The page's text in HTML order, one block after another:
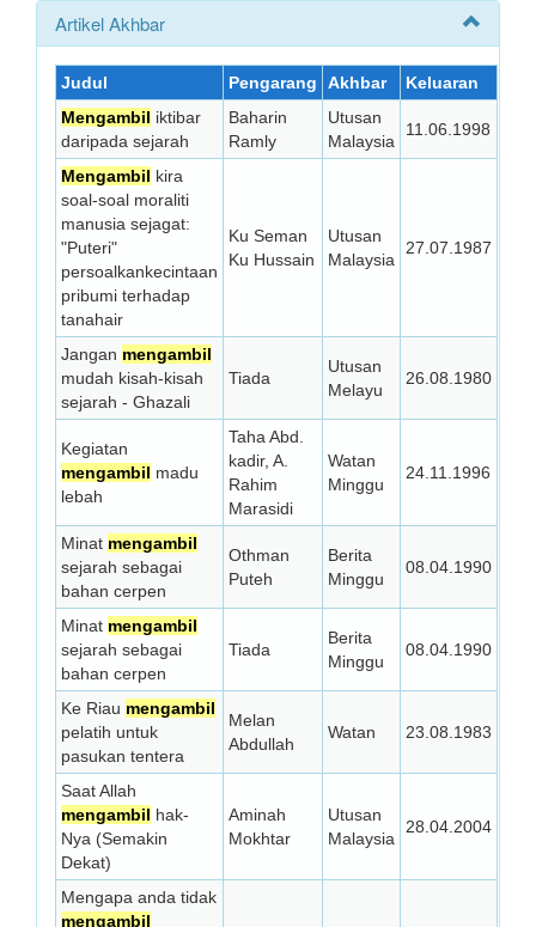
Artikel Akhbar
Judul Pengarang Akhbar
Keluaran
Mengambil iktibar
daripada sejarah
Baharin
Ramly
Utusan
Malaysia
11.06.1998
Mengambil kira
soal-soal moraliti
manusia sejagat:
"Puteri"
persoalkankecintaan
pribumi terhadap
tanahair
Ku Seman
Ku Hussain
Utusan
Malaysia
27.07.1987
Jangan mengambil
mudah kisah-kisah
sejarah - Ghazali
Tiada
Utusan
Melayu
26.08.1980
Kegiatan
mengambil madu
lebah
Taha Abd.
kadir, A.
Rahim
Marasidi
Watan
Minggu
24.11.1996
Minat mengambil
sejarah sebagai
bahan cerpen
Othman
Puteh
Berita
Minggu
08.04.1990
Minat mengambil
sejarah sebagai
bahan cerpen
Tiada
Berita
Minggu
08.04.1990
Ke Riau mengambil
pelatih untuk
pasukan tentera
Melan
Abdullah
Watan 23.08.1983
Saat Allah
mengambil hak-
Nya (Semakin
Dekat)
Aminah
Mokhtar
Utusan
Malaysia
28.04.2004
Mengapa anda tidak
mengambil